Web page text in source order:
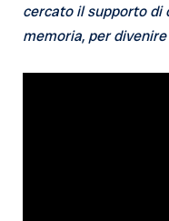
cercato il supporto di
memoria, per